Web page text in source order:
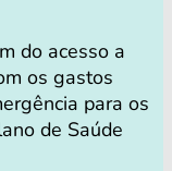
do acesso a
os gastos
para os
de Saúde